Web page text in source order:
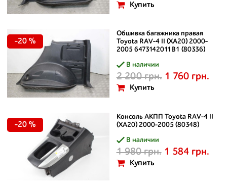
Купить
Обшивка багажника правая
Toyota RAV-4 II (XA20) 2000-
2005 6473142011B1 (80336)
В наличии
2 200 грн. 1 760 грн.
Купить
-20 %
Консоль АКПП Toyota RAV-4 II
(XA20) 2000-2005 (80348)
В наличии
1 980 грн. 1 584 грн.
Купить
-20 %